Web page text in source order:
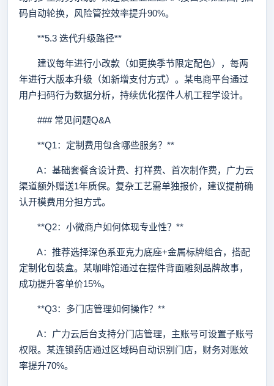
码自动轮换，风险管控效率提升90%。
**5.3 迭代升级路径**
建议每年进行小改款（如更换季节限定配色），每两
年进行大版本升级（如新增支付方式）。某电商平台通过
用户扫码行为数据分析，持续优化摆件人机工程学设计。
### 常见问题Q&A
**Q1：定制费用包含哪些服务？**
A：基础套餐含设计费、打样费、首次制作费，广力云
渠道额外赠送1年质保。复杂工艺需单独报价，建议提前确
认开模费用分担方式。
**Q2：小微商户如何体现专业性？**
A：推荐选择深色系亚克力底座+金属标牌组合，搭配
定制化包装盒。某咖啡馆通过在摆件背面雕刻品牌故事，
成功提升客单价15%。
**Q3：多门店管理如何操作？**
A：广力云后台支持分门店管理，主账号可设置子账号
权限。某连锁药店通过区域码自动识别门店，财务对账效
率提升70%。